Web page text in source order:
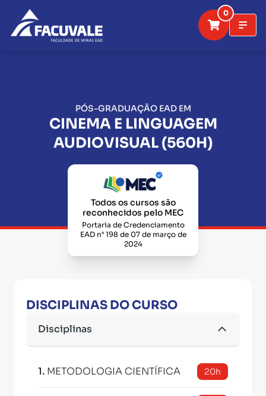
0
PÓS-GRADUAÇÃO EAD EM
CINEMA E LINGUAGEM
AUDIOVISUAL (560H)
Todos os cursos são
reconhecidos pelo MEC
Portaria de Credenciamento
EAD n° 198 de 07 de março de
2024
DISCIPLINAS DO CURSO
Disciplinas
1. METODOLOGIA CIENTÍFICA 20h